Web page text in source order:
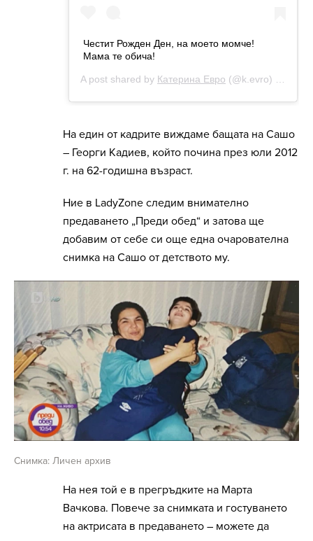
На един от кадрите виждаме бащата на Сашо
– Георги Кадиев, който почина през юли 2012
г. на 62-годишна възраст.
Ние в LadyZone следим внимателно
предаването „Преди обед“ и затова ще
добавим от себе си още една очарователна
снимка на Сашо от детството му.
Снимка: Личен архив
На нея той е в прегръдките на Марта
Вачкова. Повече за снимката и гостуването
на актрисата в предаването – можете да